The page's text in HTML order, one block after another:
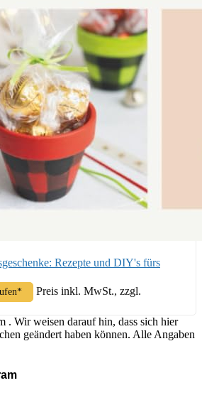
Rezepte und DIY's fürs
Preis inkl. MwSt., zzgl.
. Wir weisen darauf hin, dass sich hier
geändert haben können. Alle Angaben